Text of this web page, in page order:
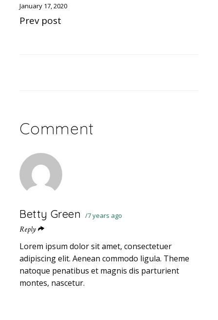
January 17, 2020
Prev post
Comment
Betty Green 7 years ago
Reply
Lorem ipsum dolor sit amet, consectetuer
adipiscing elit. Aenean commodo ligula. Theme
natoque penatibus et magnis dis parturient
montes, nascetur.